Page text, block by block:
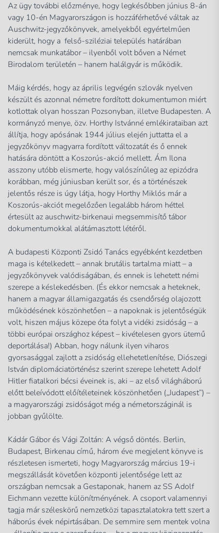
Az ügy további előzménye, hogy legkésőbben június 8-án
vagy 10-én Magyarországon is hozzáférhetővé váltak az
Auschwitz-jegyzőkönyvek, amelyekből egyértelműen
kiderült, hogy a felső-sziléziai település határában
nemcsak munkatábor – ilyenből volt bőven a Német
Birodalom területén – hanem halálgyár is működik.
Máig kérdés, hogy az április legvégén szlovák nyelven
készült és azonnal németre fordított dokumentumon miért
kotlottak olyan hosszan Pozsonyban, illetve Budapesten. A
kormányzó menye, özv. Horthy Istvánné emlékirataiban azt
állítja, hogy apósának 1944 július elején juttatta el a
jegyzőkönyv magyarra fordított változatát és ő ennek
hatására döntött a Koszorús-akció mellett. Ám Ilona
asszony utóbb elismerte, hogy valószínűleg az epizódra
korábban, még júniusban került sor, és a történészek
jelentős része is úgy látja, hogy Horthy Miklós már a
Koszorús-akciót megelőzően legalább három héttel
értesült az auschwitz-birkenaui megsemmisítő tábor
dokumentumokkal alátámasztott létéről.
A budapesti Központi Zsidó Tanács egyébként kezdetben
maga is kételkedett – annak brutális tartalma miatt – a
jegyzőkönyvek valódiságában, és ennek is lehetett némi
szerepe a késlekedésben. (És ekkor nemcsak a heteknek,
hanem a magyar államigazgatás és csendőrség olajozott
működésének köszönhetően – a napoknak is jelentőségük
volt, hiszen május közepe óta folyt a vidéki zsidóság – a
többi európai országhoz képest – kivételesen gyors ütemű
deportálása!) Abban, hogy nálunk ilyen viharos
gyorsasággal zajlott a zsidóság ellehetetlenítése, Diószegi
István diplomáciatörténész szerint szerepe lehetett Adolf
Hitler fiatalkori bécsi éveinek is, aki – az első világháború
előtt beleívódott előítéleteinek köszönhetően („Judapest”) –
a magyarországi zsidóságot még a németországinál is
jobban gyűlölte.
Kádár Gábor és Vági Zoltán: A végső döntés. Berlin,
Budapest, Birkenau című, három éve megjelent könyve is
részletesen ismerteti, hogy Magyarország március 19-i
megszállását követően központi jelentősége lett az
országban nemcsak a Gestaponak, hanem az SS Adolf
Eichmann vezette különítményének. A csoport valamennyi
tagja már széleskörű nemzetközi tapasztalatokra tett szert a
háborús évek népirtásában. De semmire sem mentek volna